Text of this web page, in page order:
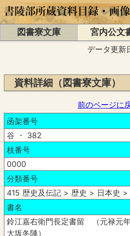
図書寮文庫 宮内公文
データ更新
資料詳細（図書寮文庫）
前のページに
函架番号
谷 ・ 382
枝番号
0000
分類番号
415 歴史及伝記 > 歴史 > 日本史 >
書名
鈴江嘉右衛門長定書留 （元禄元
大坂冬陣）